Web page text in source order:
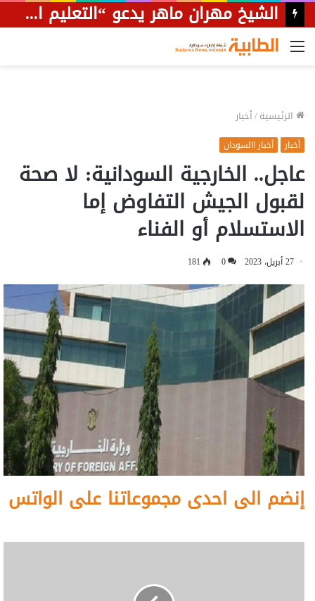
الشيخ مهران ماهر يدعو “التعليم العالي” للتدخل لوقف عبث الجامعة الوطنية بشأن النقاب
القائمة
الرئيسية/أخبار
أخبار أخبار االسودان
عاجل.. الخارجية السودانية: لا صحة
لقبول الجيش التفاوض إما
الاستسلام أو الفناء
27 أبريل، 2023 0
181
إنضم الى احدى مجموعاتنا على الواتس